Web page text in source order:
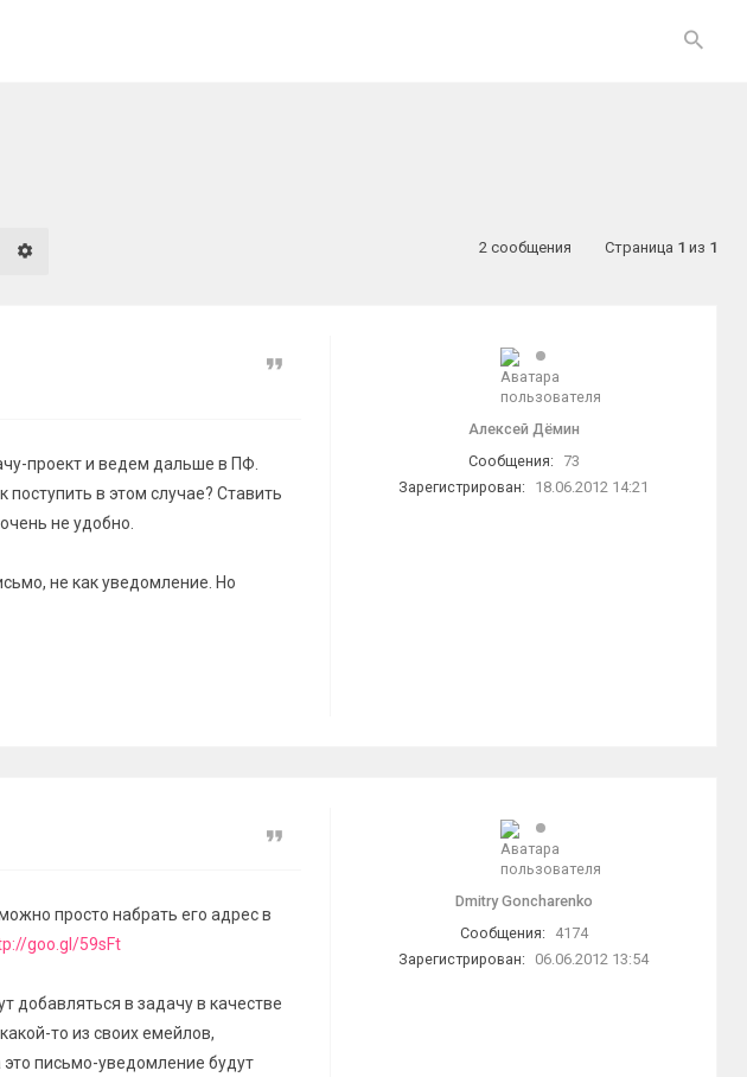
Расширенный поиск 2 сообщения Страница 1 из 1
Алексей Дёмин
Сообщения:
73
Зарегистрирован:
18.06.2012 14:21
Цитата
проект и ведем дальше в ПФ.
в этом случае? Ставить
не удобно.
не как уведомление. Но
Dmitry Goncharenko
Сообщения:
4174
Зарегистрирован:
06.06.2012 13:54
Цитата
просто набрать его адрес в
goo.gl/59sFt
добавляться в задачу в качестве
то из своих емейлов,
это письмо-уведомление будут